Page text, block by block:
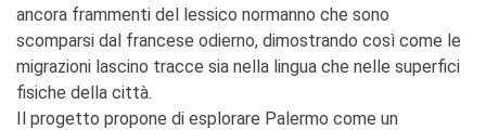
ancora frammenti del lessico normanno che sono
scomparsi dal francese odierno, dimostrando così come le
migrazioni lascino tracce sia nella lingua che nelle superfici
fisiche della città.
Il progetto propone di esplorare Palermo come un